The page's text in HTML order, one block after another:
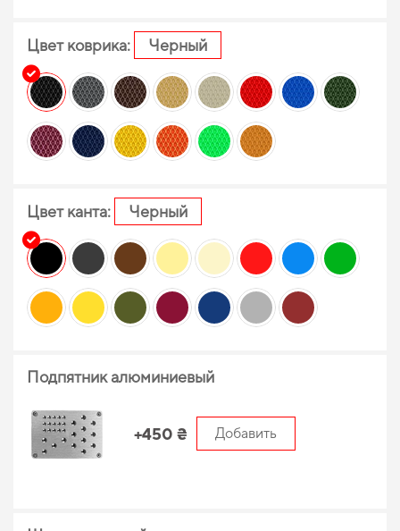
Цвет коврика: Черный
Цвет канта: Черный
Подпятник алюминиевый
+450 ₴ Добавить